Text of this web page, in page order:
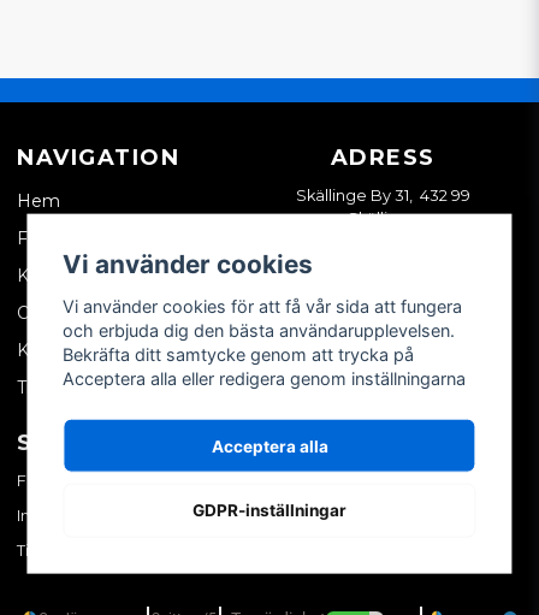
NAVIGATION
Hem
Företagskund
Kontakta oss
Om oss
Köpvillkor
Tips & trix
ADRESS
Skällinge By 31, 432 99
Skällinge
SOCIALA MEDIER
Facebook
Instagram
TikTok
MITT KONTO
Skapa konto
Vi använder cookies
Vi använder cookies för att få vår sida att fungera
och erbjuda dig den bästa användarupplevelsen.
Bekräfta ditt samtycke genom att trycka på
Acceptera alla eller redigera genom inställningarna
Acceptera alla
GDPR-inställningar